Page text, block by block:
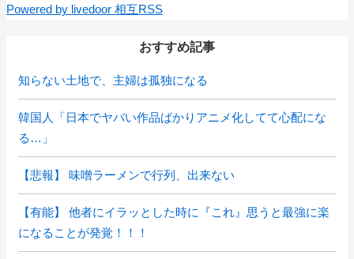
Powered by livedoor 相互RSS
おすすめ記事
知らない土地で、主婦は孤独になる
韓国人「日本でヤバい作品ばかりアニメ化してて心配にな
る…」
【悲報】 味噌ラーメンで行列、出来ない
【有能】 他者にイラッとした時に『これ』思うと最強に楽
になることが発覚！！！